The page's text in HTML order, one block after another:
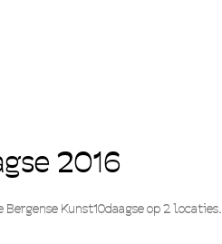
2016
Kunst10daagse op 2 locaties.